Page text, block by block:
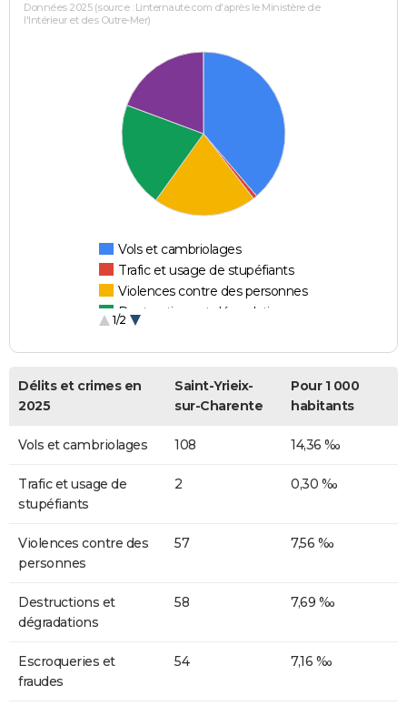
Données 2025 (source : Linternaute.com d'après le Ministère de
l'Intérieur et des Outre-Mer)
Vols et cambriolages
Trafic et usage de stupéfiants
Violences contre des personnes
Destructions et dégradations
1/2
Délits et crimes en
2025
Saint-Yrieix-
sur-Charente
Pour 1 000
habitants
Vols et cambriolages 108 14,36 ‰
Trafic et usage de
stupéfiants
2 0,30 ‰
Violences contre des
personnes
57 7,56 ‰
Destructions et
dégradations
58 7,69 ‰
Escroqueries et
fraudes
54 7,16 ‰